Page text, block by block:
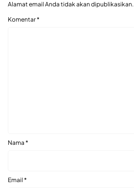
Alamat email Anda tidak akan dipublikasikan.
Komentar*
Nama *
Email *